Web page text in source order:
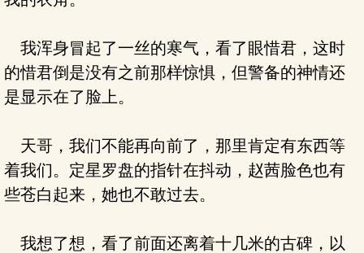
我浑身冒起了一丝的寒气，看了眼惜君，这时
的惜君倒是没有之前那样惊惧，但警备的神情还
是显示在了脸上。
天哥，我们不能再向前了，那里肯定有东西等
着我们。定星罗盘的指针在抖动，赵茜脸色也有
些苍白起来，她也不敢过去。
我想了想，看了前面还离着十几米的古碑，以